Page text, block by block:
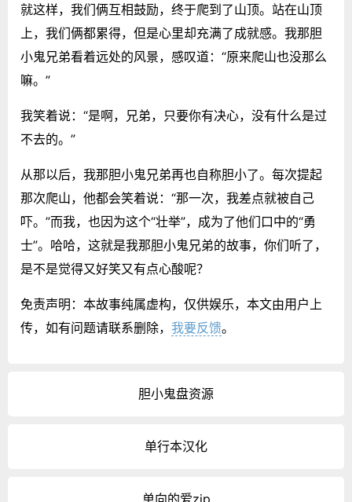
就这样，我们俩互相鼓励，终于爬到了山顶。站在山顶
上，我们俩都累得，但是心里却充满了成就感。我那胆
小鬼兄弟看着远处的风景，感叹道：“原来爬山也没那么
嘛。”
我笑着说：“是啊，兄弟，只要你有决心，没有什么是过
不去的。”
从那以后，我那胆小鬼兄弟再也自称胆小了。每次提起
那次爬山，他都会笑着说：“那一次，我差点就被自己
吓。”而我，也因为这个“壮举”，成为了他们口中的“勇
士”。哈哈，这就是我那胆小鬼兄弟的故事，你们听了，
是不是觉得又好笑又有点心酸呢？
免责声明：本故事纯属虚构，仅供娱乐，本文由用户上
传，如有问题请联系删除， 我要反馈。
胆小鬼盘资源
单行本汉化